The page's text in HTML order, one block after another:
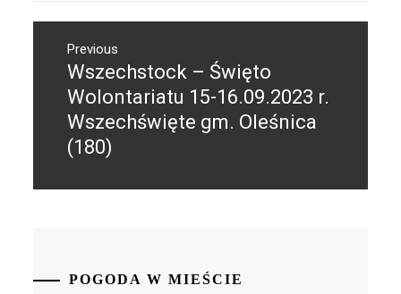
wpisuPrevious
Previous
post:
Wszechstock – Święto
Wolontariatu 15-16.09.2023 r.
Wszechświęte gm. Oleśnica
(180)
POGODA W MIEŚCIE